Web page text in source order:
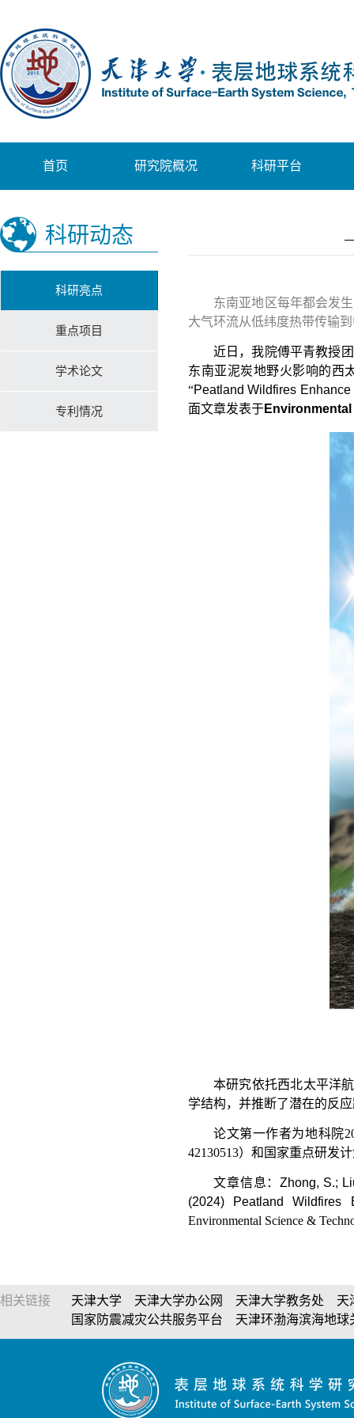
首页 研究院概况 科研平台
科研动态
科研亮点
重点项目
学术论文
专利情况
东南亚地区每年都会发
大气环流从低纬度热带传输
近日，我院傅平青教授
东南亚泥炭地野火影响的西
“Peatland Wildfires
面文章发表于
本研究依托西北太平洋
学结构，并推断了潜在的反
论文第一作者为地科院
42130513）和国家重点研发
文章信息：Zhong, S.;
(2024) Peatland Wildfires
Environmental Science &
相关链接 天津大学 天津大学办公网 天津大学教务处
天
国家防震减灾公共服务平台
天津环渤海滨海地